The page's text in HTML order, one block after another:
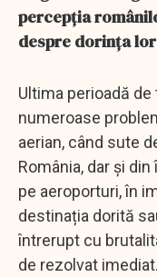
percepția
despre dorința
Ultima perioadă
numeroase
aerian, când sute
România, dar și
pe aeroporturi, în
destinația dorită
întrerupt cu
de rezolvat imediat.